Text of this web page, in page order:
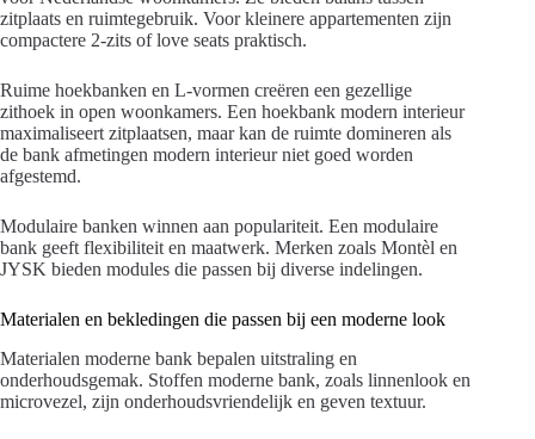
zitplaats en ruimtegebruik. Voor kleinere appartementen zijn
compactere 2-zits of love seats praktisch.
Ruime hoekbanken en L-vormen creëren een gezellige
zithoek in open woonkamers. Een hoekbank modern interieur
maximaliseert zitplaatsen, maar kan de ruimte domineren als
de bank afmetingen modern interieur niet goed worden
afgestemd.
Modulaire banken winnen aan populariteit. Een modulaire
bank geeft flexibiliteit en maatwerk. Merken zoals Montèl en
JYSK bieden modules die passen bij diverse indelingen.
Materialen en bekledingen die passen bij een moderne look
Materialen moderne bank bepalen uitstraling en
onderhoudsgemak. Stoffen moderne bank, zoals linnenlook en
microvezel, zijn onderhoudsvriendelijk en geven textuur.